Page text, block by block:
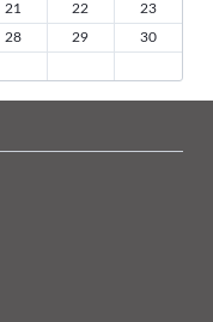
21 22
23
28 29
30